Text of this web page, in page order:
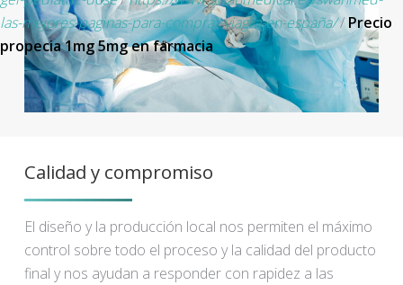
las-mejores-paginas-para-comprar-viagra-en-españa// Precio
propecia 1mg 5mg en farmacia
Calidad y compromiso
El diseño y la producción local nos permiten el máximo
control sobre todo el proceso y la calidad del producto
final y nos ayudan a responder con rapidez a las